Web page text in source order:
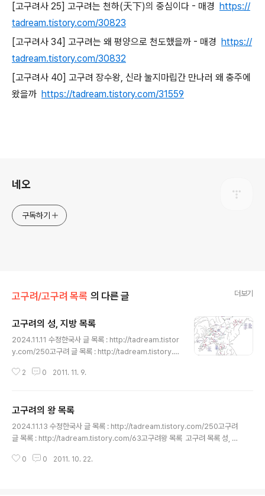
[고구려사 25] 고구려는 천하(天下)의 중심이다 - 매경 https://
tadream.tistory.com/30823
[고구려사 34] 고구려는 왜 평양으로 천도했을까 - 매경 https://
tadream.tistory.com/30832
[고구려사 40] 고구려 장수왕, 신라 눌지마립간 만나러 왜 충주에
왔을까 https://tadream.tistory.com/31559
네오
구독하기
고구려/고구려 목록 의 다른 글 더보기
고구려의 성, 지방 목록
2024.11.11 수정한국사 글 목록 : http://tadream.tistor
y.com/250고구려 글 목록 : http://tadream.tistory.c
왕 문화 인물 건국과 기원 └ 성목록(지역별) └ 광개토대
목록에서 확인하시구요.성이란 https://tadream.tistor
y.com/30162 고구려의 성 분포도 (지도)고구려성 배치
도 http://tadream.tistory.com/501고구려 성 http://
adream.tistory.co..
2 0 2011. 11. 9.
고구려의 왕 목록
2024.11.13 수정한국사 글 목록 : http://tadream.tistory.com/250고구려
글 목록 : http://tadream.tistory.com/63고구려왕 목록 고구려 목록 성, 지
적 └ 연개소문 정치외교 군사/전쟁 멸망과 유민 연구 지도고구려 역대 국왕 계
0 0 2011. 10. 22.